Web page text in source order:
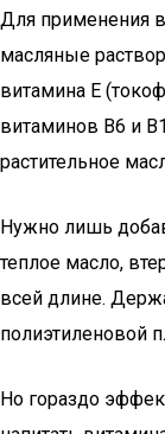
Для применения
масляные
витамина Е
витаминов В6 и
растительное
Нужно лишь
теплое масло,
всей длине.
полиэтиленовой
Но гораздо